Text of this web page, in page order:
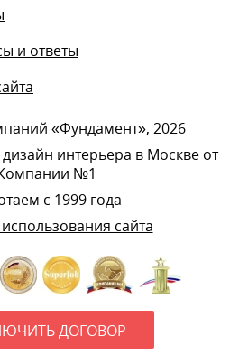
и ответы
«Фундамент», 2026
интерьера в Москве от
№1
с 1999 года
сайта
ДОГОВОР